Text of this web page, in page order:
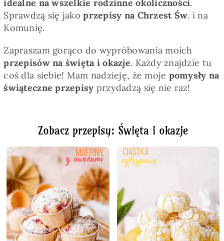
idealne na wszelkie rodzinne okoliczności.
Sprawdzą się jakoprzepisy na Chrzest Św. i na
Komunię.
Zapraszam gorąco do wypróbowania moich
przepisów na święta i okazje. Każdy znajdzie tu
coś dla siebie! Mam nadzieję, że moje pomysły na
świąteczne przepisy przydadzą się nie raz!
Zobacz przepisy: Święta i okazje